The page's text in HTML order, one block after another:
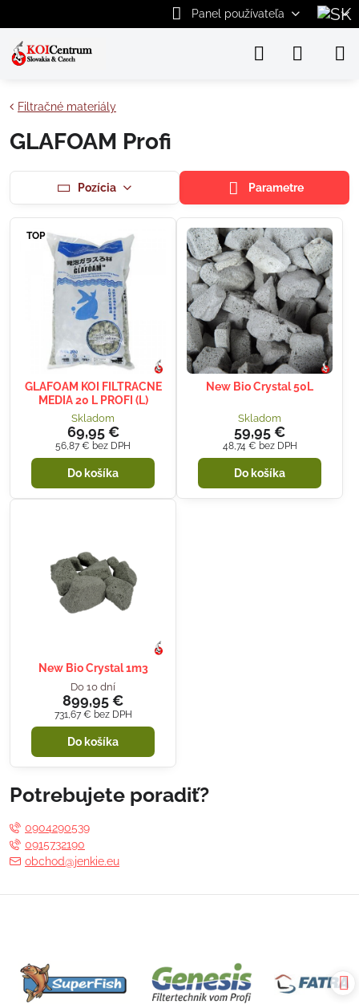
Panel používateľa
Filtračné materiály
GLAFOAM Profi
Pozícia Parametre
TOP
GLAFOAM KOI FILTRACNE
MEDIA 20 L PROFI (L)
Skladom
69,95 €
56,87 € bez DPH
Do košíka
New Bio Crystal 50L
Skladom
59,95 €
48,74 € bez DPH
Do košíka
New Bio Crystal 1m3
Do 10 dní
899,95 €
731,67 € bez DPH
Do košíka
Potrebujete poradiť?
0904290539
0915732190
obchod@jenkie.eu